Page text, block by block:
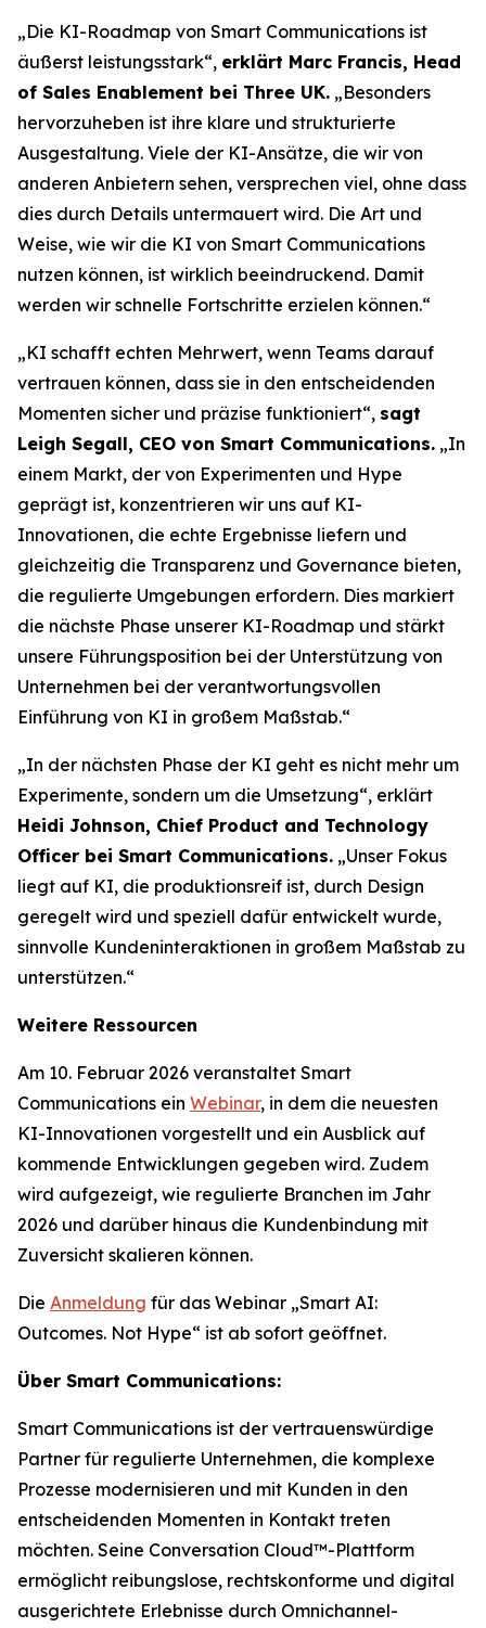
„Die KI-Roadmap von Smart Communications ist
äußerst leistungsstark“, erklärt Marc Francis, Head
of Sales Enablement bei Three UK. „Besonders
hervorzuheben ist ihre klare und strukturierte
Ausgestaltung. Viele der KI-Ansätze, die wir von
anderen Anbietern sehen, versprechen viel, ohne dass
dies durch Details untermauert wird. Die Art und
Weise, wie wir die KI von Smart Communications
nutzen können, ist wirklich beeindruckend. Damit
werden wir schnelle Fortschritte erzielen können.“
„KI schafft echten Mehrwert, wenn Teams darauf
vertrauen können, dass sie in den entscheidenden
Momenten sicher und präzise funktioniert“, sagt
Leigh Segall, CEO von Smart Communications. „In
einem Markt, der von Experimenten und Hype
geprägt ist, konzentrieren wir uns auf KI-
Innovationen, die echte Ergebnisse liefern und
gleichzeitig die Transparenz und Governance bieten,
die regulierte Umgebungen erfordern. Dies markiert
die nächste Phase unserer KI-Roadmap und stärkt
unsere Führungsposition bei der Unterstützung von
Unternehmen bei der verantwortungsvollen
Einführung von KI in großem Maßstab.“
„In der nächsten Phase der KI geht es nicht mehr um
Experimente, sondern um die Umsetzung“, erklärt
Heidi Johnson, Chief Product and Technology
Officer bei Smart Communications. „Unser Fokus
liegt auf KI, die produktionsreif ist, durch Design
geregelt wird und speziell dafür entwickelt wurde,
sinnvolle Kundeninteraktionen in großem Maßstab zu
unterstützen.“
Weitere Ressourcen
Am 10. Februar 2026 veranstaltet Smart
Communications ein Webinar, in dem die neuesten
KI-Innovationen vorgestellt und ein Ausblick auf
kommende Entwicklungen gegeben wird. Zudem
wird aufgezeigt, wie regulierte Branchen im Jahr
2026 und darüber hinaus die Kundenbindung mit
Zuversicht skalieren können.
Die Anmeldung für das Webinar „Smart AI:
Outcomes. Not Hype“ ist ab sofort geöffnet.
Über Smart Communications:
Smart Communications ist der vertrauenswürdige
Partner für regulierte Unternehmen, die komplexe
Prozesse modernisieren und mit Kunden in den
entscheidenden Momenten in Kontakt treten
möchten. Seine Conversation Cloud™-Plattform
ermöglicht reibungslose, rechtskonforme und digital
ausgerichtete Erlebnisse durch Omnichannel-